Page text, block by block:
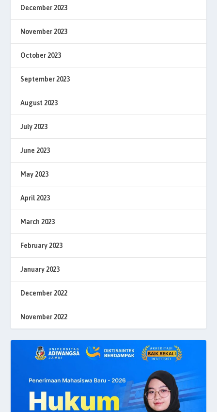
December 2023
November 2023
October 2023
September 2023
August 2023
July 2023
June 2023
May 2023
April 2023
March 2023
February 2023
January 2023
December 2022
November 2022